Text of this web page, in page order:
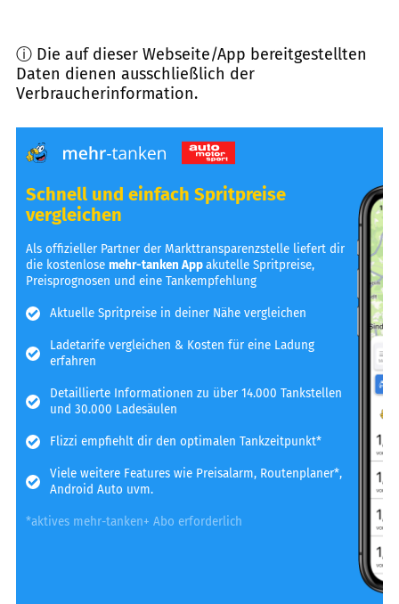
ⓘ Die auf dieser Webseite/App bereitgestellten
Daten dienen ausschließlich der
Verbraucherinformation.
Schnell und einfach Spritpreise
vergleichen
Als offizieller Partner der Markttransparenzstelle liefert dir
die kostenlosemehr-tanken Appakutelle Spritpreise,
Preisprognosen und eine Tankempfehlung
Aktuelle Spritpreise in deiner Nähe vergleichen
Ladetarife vergleichen & Kosten für eine Ladung
erfahren
Detaillierte Informationen zu über 14.000 Tankstellen
und 30.000 Ladesäulen
Flizzi empfiehlt dir den optimalen Tankzeitpunkt*
Viele weitere Features wie Preisalarm, Routenplaner*,
Android Auto uvm.
*aktives mehr-tanken+ Abo erforderlich